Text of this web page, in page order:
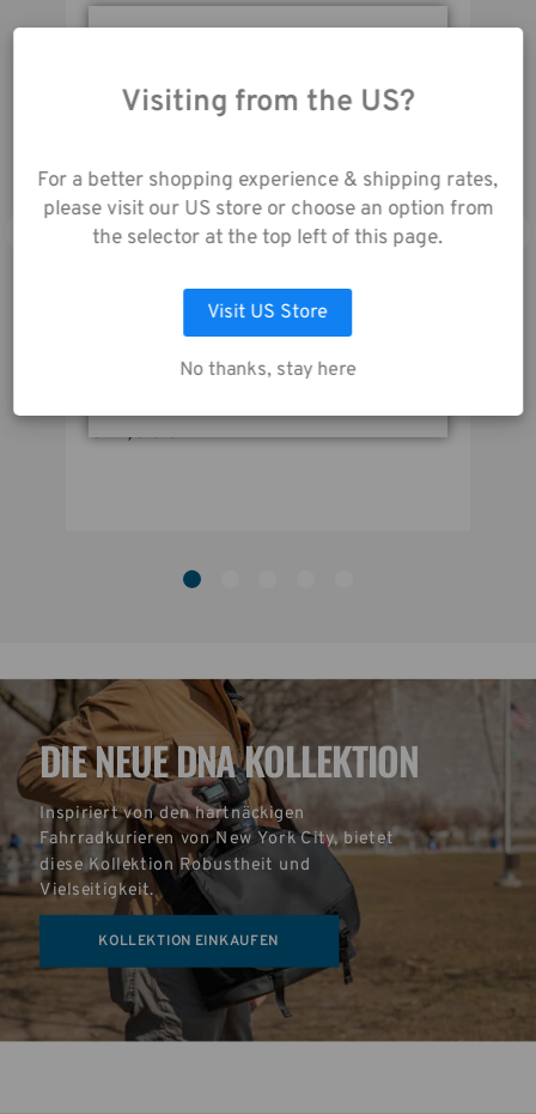
accessories attached.
Tenba Cineluxe v2 Rucksack 21 - Schwarz
319,00€
DIE NEUE DNA KOLLEKTION
Inspiriert von den hartnäckigen
Fahrradkurieren von New York City, bietet
diese Kollektion Robustheit und
Vielseitigkeit.
KOLLEKTION EINKAUFEN
unserer Website
stimmen Sie der
unserer
Datenschutzrichtlinie
zu.
AUSWAHL ANPASSEN
ALLE COOKIES AKZEPTIEREN
Visiting from the US?
For a better shopping experience & shipping rates,
please visit our US store or choose an option from
the selector at the top left of this page.
Visit US Store
No thanks, stay here